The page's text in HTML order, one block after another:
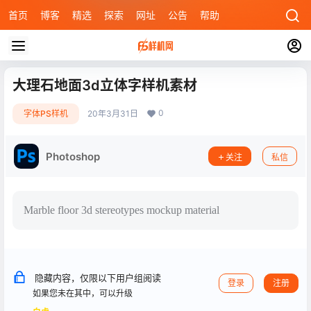
首页 博客 精选 探索 网址 公告 帮助
大理石地面3d立体字样机素材
字体PS样机 20年3月31日 0
Photoshop 关注 私信
Marble floor 3d stereotypes mockup material
隐藏内容，仅限以下用户组阅读
如果您未在其中，可以升级
登录 注册